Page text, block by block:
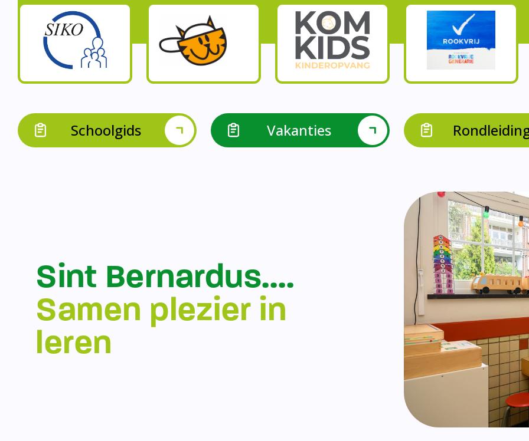
Op onze school krijgen leerlingen met een verrijkend aanbod
Op onze school werken leerkrachten samen in leerteams op het gebied
Op onze school vieren we samen.
Op onze school werken leraarondersteuners met leerlingen met een
Op onze school is er een duidelijke